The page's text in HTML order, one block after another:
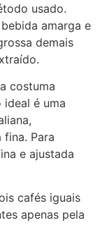
usado.
amarga e
demais
costuma
ideal é uma
fina. Para
e ajustada
cafés iguais
apenas pela